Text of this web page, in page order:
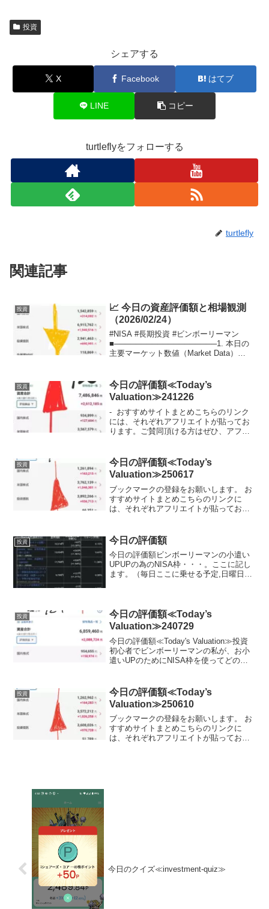
投資
シェアする
X Facebook はてブ
LINE コピー
turtleflyをフォローする
turtlefly
関連記事
投資
📈 今日の資産評価額と相場観測
（2026/02/24）
#NISA #長期投資 #ビンボーリーマン
■───────────────────1. 本日の
主要マーケット数値（Market Data）
（火） デー...
投資
今日の評価額≪Today’s
Valuation≫241226
- おすすめサイトまとめこちらのリンク
には、それぞれアフリエイトが貼ってお
ります。ご賛同頂ける方はぜひ、アフリ
UPのためにNISA枠を使ってどの銘柄に
投資している...
投資
今日の評価額≪Today’s
Valuation≫250617
ブックマークの登録をお願いします。 お
すすめサイトまとめこちらのリンクに
は、それぞれアフリエイトが貼っており
でビンボーリーマンの私が、お小遣いUP
のためにNISA枠を使...
投資 今日の評価額
今日の評価額ビンボーリーマンの小遣い
UPUPの為のNISA枠・・・。ここに記し
ます。（毎日ここに乗せる予定,日曜日と
天証券を使用してます...
投資
今日の評価額≪Today’s
Valuation≫240729
今日の評価額≪Today's Valuation≫投資
初心者でビンボーリーマンの私が、お小
遣いUPのためにNISA枠を使ってどの銘
えていれば、少なからず長期投資を始め
る...
投資
今日の評価額≪Today’s
Valuation≫250610
ブックマークの登録をお願いします。 お
すすめサイトまとめこちらのリンクに
は、それぞれアフリエイトが貼っており
今日のクイズ≪investment-quiz≫